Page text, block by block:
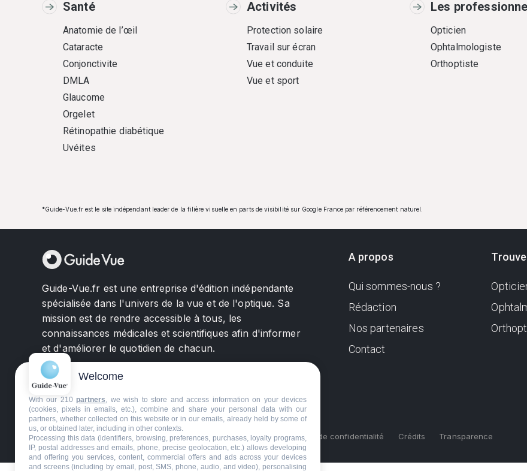
Santé
Anatomie de l’œil
Cataracte
Conjonctivite
DMLA
Glaucome
Orgelet
Rétinopathie diabétique
Uvéites
Activités
Protection solaire
Travail sur écran
Vue et conduite
Vue et sport
Les
Opticien
Ophtalmologiste
Orthoptiste
*Guide-Vue.fr est le site indépendant leader de la filière visuelle en parts de visibilité sur Google France par référencement naturel.
Guide-Vue.fr est une entreprise d'édition indépendante
spécialisée dans l'univers de la vue et de l'optique. Sa
mission est de rendre accessible à tous, les
connaissances médicales et scientifiques afin d'informer
et d'améliorer le quotidien de chacun.
A propos
Qui sommes-nous ?
Rédaction
Nos partenaires
Contact
©GuideVue2024 Charte d'utilisation Mentions légales Politique de confidentialité Crédits Transparence
Welcome
With our 210 partners, we wish to store and access information on your devices
(cookies, pixels in emails, etc.), combine and share your personal data with our
partners, whether collected on this website or in our emails, already held by some of
us, or obtained later, including in other contexts.
Processing this data (identifiers, browsing, preferences, purchases, loyalty programs,
IP, postal addresses and emails, phone, precise geolocation, etc.) allows developing
and offering you services, content, commercial offers and ads across your devices
and screens (including by email, post, SMS, phone, audio, and video), personalising